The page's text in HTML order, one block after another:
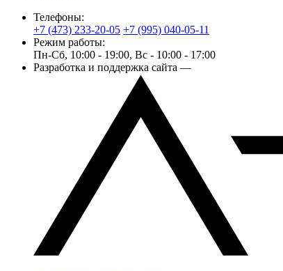
Телефоны:
+7 (473) 233-20-05 +7 (995) 040-05-11
Режим работы:
Пн-Сб, 10:00 - 19:00, Вс - 10:00 - 17:00
Разработка и поддержка сайта —